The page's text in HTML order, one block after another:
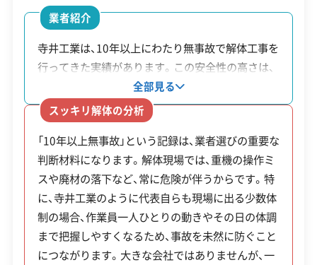
営業時間 9:00～18:00
月・火・水・木・金
対応エリア 京都府、大阪府、滋賀県
建物構造 木造 鉄骨造 RC造 内装解体
対応業務
産業廃棄物収集運搬業
公式HP 公式サイトを見る
許可番号
【建設業許可】
京都府知事：第37957号
【産業廃棄物収集運搬業許可】
業者紹介
寺井工業は、10年以上にわたり無事故で解体工事を
行ってきた実績があります。この安全性の高さは、
同社の体制に理由の一つを見られます。従業員は代
表を含め3名という少数体制のため、現場の隅々ま
で代表の注意が行き届きやすく、チーム内での連携
も密に行われます。木造家屋や鉄骨鉄筋コンクリー
ト造の建物はもちろん、特殊なノウハウが必要とな
る火災物件の解体にも対応可能です。規模の大きさ
よりも、現場一つひとつの安全管理と丁寧な作業を
重視する業者です。
全部見る
スッキリ解体の分析
「10年以上無事故」という記録は、業者選びの重要な
判断材料になります。解体現場では、重機の操作ミ
スや廃材の落下など、常に危険が伴うからです。特
に、寺井工業のように代表自らも現場に出る少数体
制の場合、作業員一人ひとりの動きやその日の体調
まで把握しやすくなるため、事故を未然に防ぐこと
につながります。大きな会社ではありませんが、一